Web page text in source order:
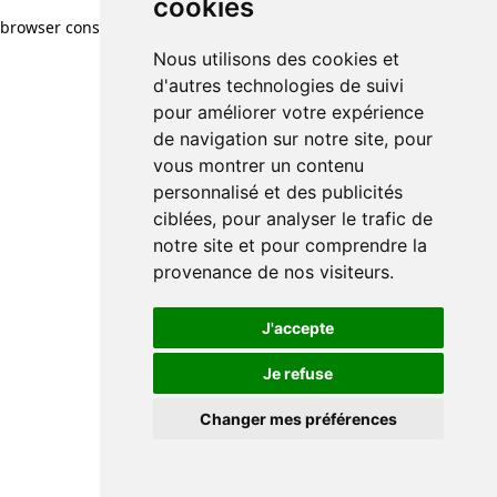
cookies
Nous utilisons des cookies et
d'autres technologies de suivi
pour améliorer votre expérience
de navigation sur notre site, pour
vous montrer un contenu
personnalisé et des publicités
ciblées, pour analyser le trafic de
notre site et pour comprendre la
provenance de nos visiteurs.
J'accepte
Je refuse
Changer mes préférences
browser console for more information)